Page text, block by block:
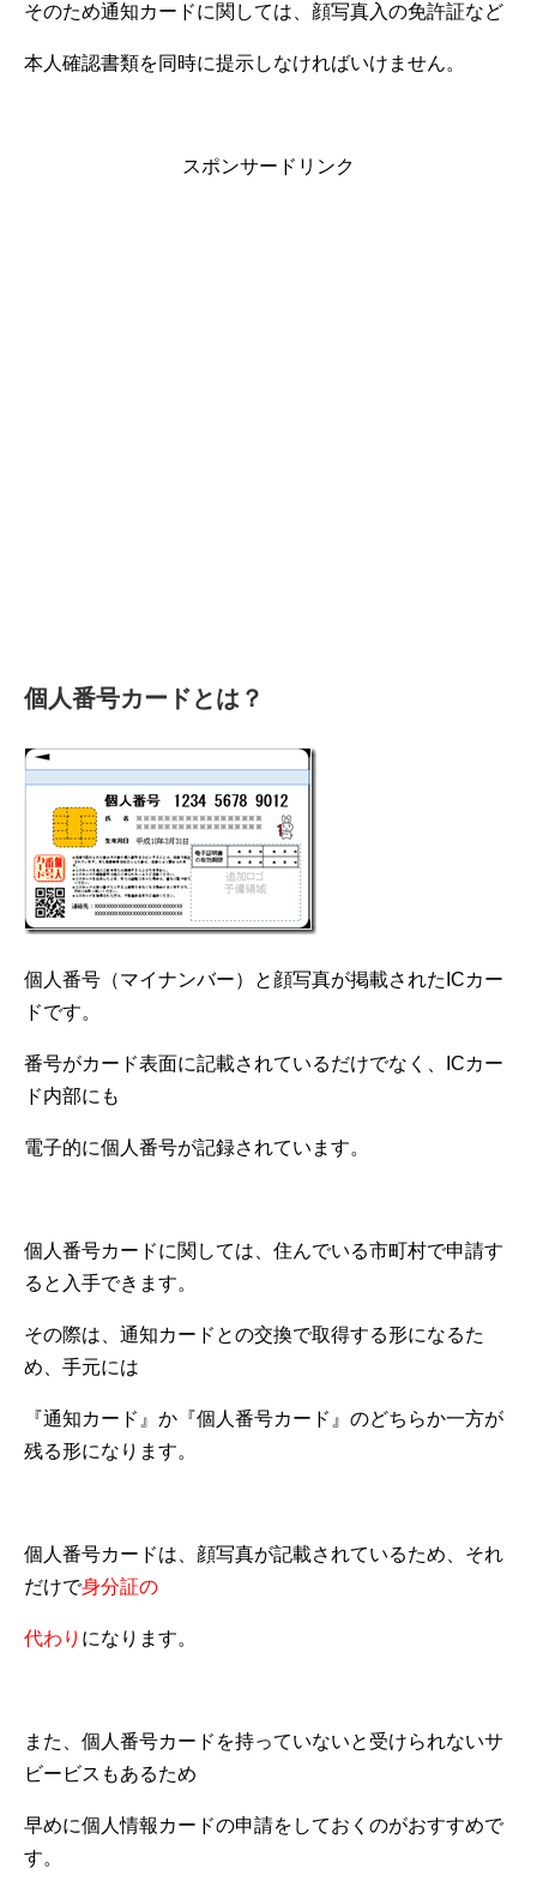
そのため通知カードに関しては、顔写真入の免許証など
本人確認書類を同時に提示しなければいけません。
スポンサードリンク
個人番号カードとは？
個人番号（マイナンバー）と顔写真が掲載されたICカー
ドです。
番号がカード表面に記載されているだけでなく、ICカー
ド内部にも
電子的に個人番号が記録されています。
個人番号カードに関しては、住んでいる市町村で申請す
ると入手できます。
その際は、通知カードとの交換で取得する形になるた
め、手元には
『通知カード』か『個人番号カード』のどちらか一方が
残る形になります。
個人番号カードは、顔写真が記載されているため、それ
だけで身分証の
代わり になります。
また、個人番号カードを持っていないと受けられないサ
ビービスもあるため
早めに個人情報カードの申請をしておくのがおすすめで
す。